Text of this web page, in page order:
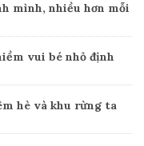
mình, nhiều hơn mỗi
vui bé nhỏ định
hè và khu rừng ta